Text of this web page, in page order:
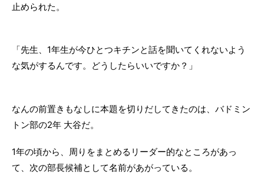
止められた。
「先生、1年生が今ひとつキチンと話を聞いてくれないよう
な気がするんです。どうしたらいいですか？」
なんの前置きもなしに本題を切りだしてきたのは、バドミン
トン部の2年 大谷だ。
1年の頃から、周りをまとめるリーダー的なところがあっ
て、次の部長候補として名前があがっている。